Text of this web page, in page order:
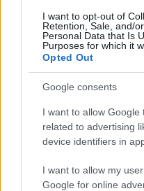
I want to opt-out of
Retention, Sale, and/
Personal Data that Is
Purposes for which it
Opted Out
Google consents
I want to allow Google
related to advertising
device identifiers in
I want to allow my
Google for online
miért jó. Mire összedől,
úgyis mindegy, a
leszavaztak.
A terv ott hibázik,
olyan emberek élnek a
érvényesíteni az
őket, mint a
ügy réges rég lefutott
megy az izmozás. Ki
4 milliárdért, ami előtt
István és akkor